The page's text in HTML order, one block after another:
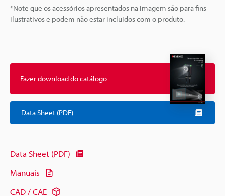
*Note que os acessórios apresentados na imagem são para fins
ilustrativos e podem não estar incluídos com o produto.
Fazer download do catálogo
Data Sheet (PDF)
Data Sheet (PDF)
Manuais
CAD / CAE